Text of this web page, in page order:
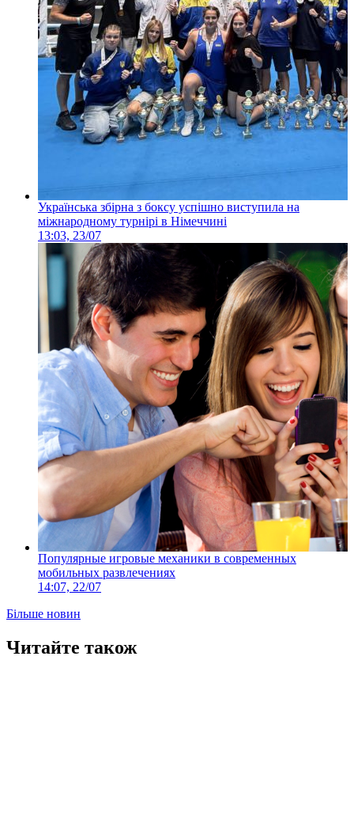
Українська збірна з боксу успішно виступила на
міжнародному турнірі в Німеччині
13:03, 23/07
Популярные игровые механики в современных
мобильных развлечениях
14:07, 22/07
Більше новин
Читайте також